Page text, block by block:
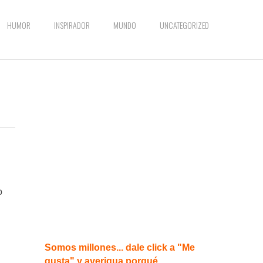
HUMOR INSPIRADOR MUNDO UNCATEGORIZED
Somos millones... dale click a "Me
gusta" y averigua porqué